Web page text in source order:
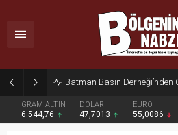
Zabıta Ekiplerinden Yol ve
GRAM ALTIN
6.544,76
DOLAR
47,7013
EURO
55,0086